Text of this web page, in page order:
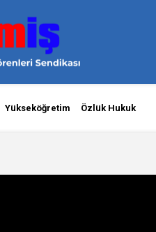
Yükseköğretim Özlük Hukuk